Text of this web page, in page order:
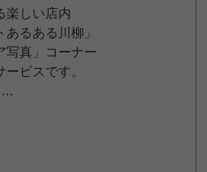
楽しい店内
るある川柳」
写真」コーナー
ビスです。
…